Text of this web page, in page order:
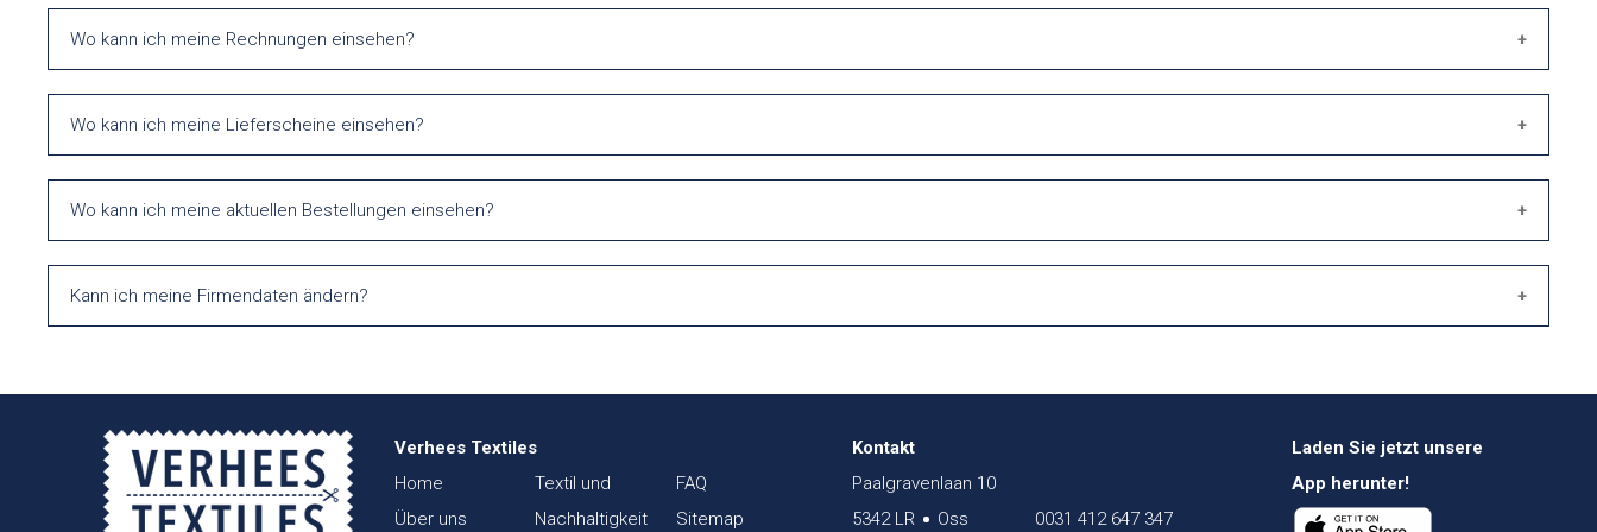
Wo kann ich meine Rechnungen einsehen?
Wo kann ich meine Lieferscheine einsehen?
Wo kann ich meine aktuellen Bestellungen einsehen?
Kann ich meine Firmendaten ändern?
Verhees Textiles
Home
Über uns
Textil und
Nachhaltigkeit
FAQ
Sitemap
Kontakt
Paalgravenlaan 10
5342 LR
Oss 0031 412 647 347
Laden Sie jetzt unsere
App herunter!